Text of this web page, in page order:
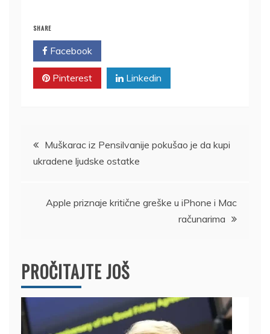
SHARE
Facebook
Pinterest Linkedin
Kretanje
članka
Muškarac iz Pensilvanije pokušao je da kupi
ukradene ljudske ostatke
Apple priznaje kritične greške u iPhone i Mac
računarima
PROČITAJTE JOŠ